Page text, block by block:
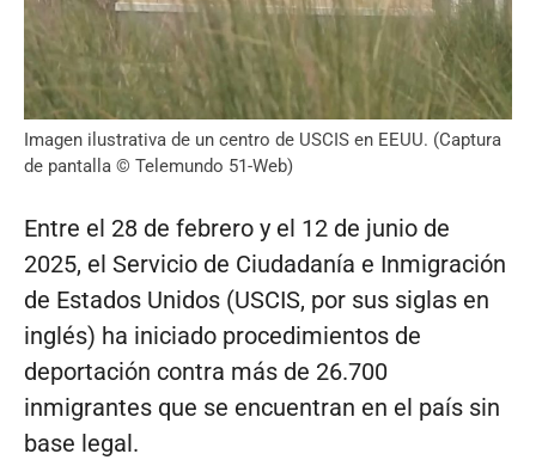
Imagen ilustrativa de un centro de USCIS en EEUU. (Captura
de pantalla © Telemundo 51-Web)
Entre el 28 de febrero y el 12 de junio de
2025, el Servicio de Ciudadanía e Inmigración
de Estados Unidos (USCIS, por sus siglas en
inglés) ha iniciado procedimientos de
deportación contra más de 26.700
inmigrantes que se encuentran en el país sin
base legal.